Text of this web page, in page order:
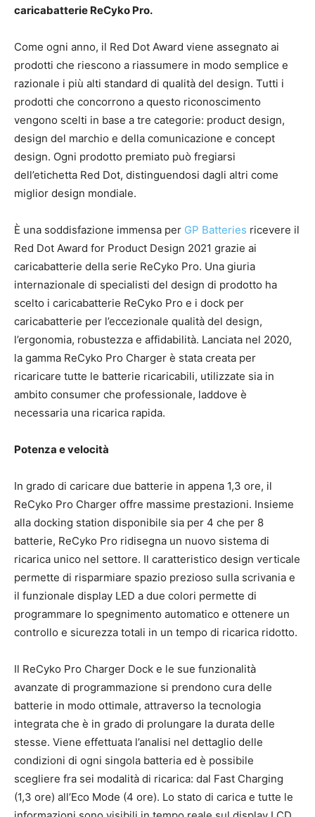
caricabatterie ReCyko Pro.
Come ogni anno, il Red Dot Award viene assegnato ai
prodotti che riescono a riassumere in modo semplice e
razionale i più alti standard di qualità del design. Tutti i
prodotti che concorrono a questo riconoscimento
vengono scelti in base a tre categorie: product design,
design del marchio e della comunicazione e concept
design. Ogni prodotto premiato può fregiarsi
dell’etichetta Red Dot, distinguendosi dagli altri come
miglior design mondiale.
È una soddisfazione immensa per GP Batteries ricevere il
Red Dot Award for Product Design 2021 grazie ai
caricabatterie della serie ReCyko Pro. Una giuria
internazionale di specialisti del design di prodotto ha
scelto i caricabatterie ReCyko Pro e i dock per
caricabatterie per l’eccezionale qualità del design,
l’ergonomia, robustezza e affidabilità. Lanciata nel 2020,
la gamma ReCyko Pro Charger è stata creata per
ricaricare tutte le batterie ricaricabili, utilizzate sia in
ambito consumer che professionale, laddove è
necessaria una ricarica rapida.
Potenza e velocità
In grado di caricare due batterie in appena 1,3 ore, il
ReCyko Pro Charger offre massime prestazioni. Insieme
alla docking station disponibile sia per 4 che per 8
batterie, ReCyko Pro ridisegna un nuovo sistema di
ricarica unico nel settore. Il caratteristico design verticale
permette di risparmiare spazio prezioso sulla scrivania e
il funzionale display LED a due colori permette di
programmare lo spegnimento automatico e ottenere un
controllo e sicurezza totali in un tempo di ricarica ridotto.
Il ReCyko Pro Charger Dock e le sue funzionalità
avanzate di programmazione si prendono cura delle
batterie in modo ottimale, attraverso la tecnologia
integrata che è in grado di prolungare la durata delle
stesse. Viene effettuata l’analisi nel dettaglio delle
condizioni di ogni singola batteria ed è possibile
scegliere fra sei modalità di ricarica: dal Fast Charging
(1,3 ore) all’Eco Mode (4 ore). Lo stato di carica e tutte le